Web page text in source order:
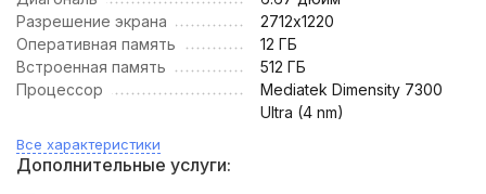
Разрешение экрана
2712х1220
Оперативная память
12 ГБ
Встроенная память
512 ГБ
Процессор
Mediatek Dimensity 7300
Ultra (4 nm)
Все характеристики
Дополнительные услуги: